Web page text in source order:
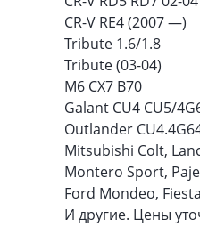
CR-V RE4 (2007 —)
Tribute 1.6/1.8
Tribute (03-04)
M6 CX7 B70
Galant CU4 CU5/
Outlander
Mitsubishi Colt,
Montero Sport,
Ford Mondeo,
И другие. Цены